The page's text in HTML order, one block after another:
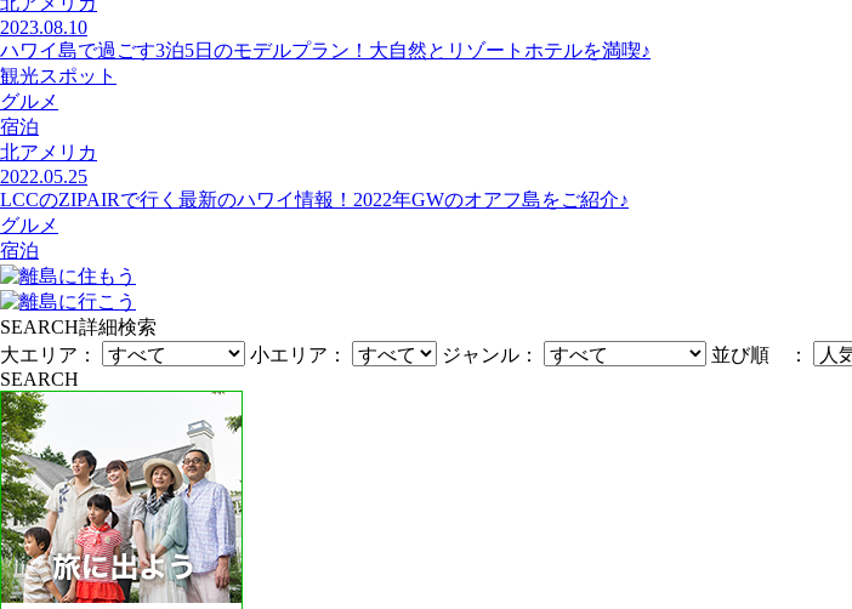
2023.08.10
ハワイ島で過ごす3泊5日のモデルプラン！大自然とリゾートホテルを満喫♪
観光スポット
グルメ
宿泊
北アメリカ
2022.05.25
LCCのZIPAIRで行く最新のハワイ情報！2022年GWのオアフ島をご紹介♪
グルメ
宿泊
SEARCH詳細検索
大エリア：
小エリア： ジャンル：
並び順 ：
SEARCH